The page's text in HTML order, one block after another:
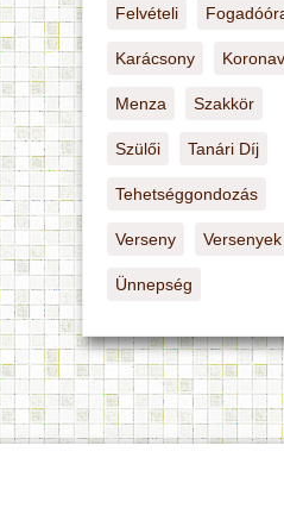
Felvételi
Karácsony
Menza Szakkör
Szülői Tanári Díj
Tehetséggondozás
Verseny Versenyek
Ünnepség